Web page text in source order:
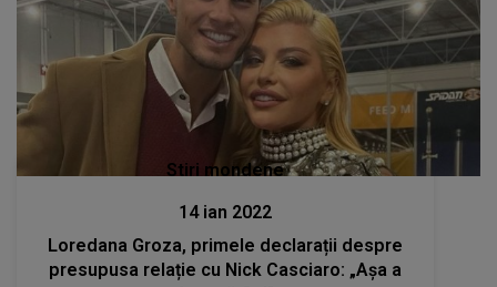
Stiri mondene
14 ian 2022
Loredana Groza, primele declarații despre
presupusa relație cu Nick Casciaro: „Așa a